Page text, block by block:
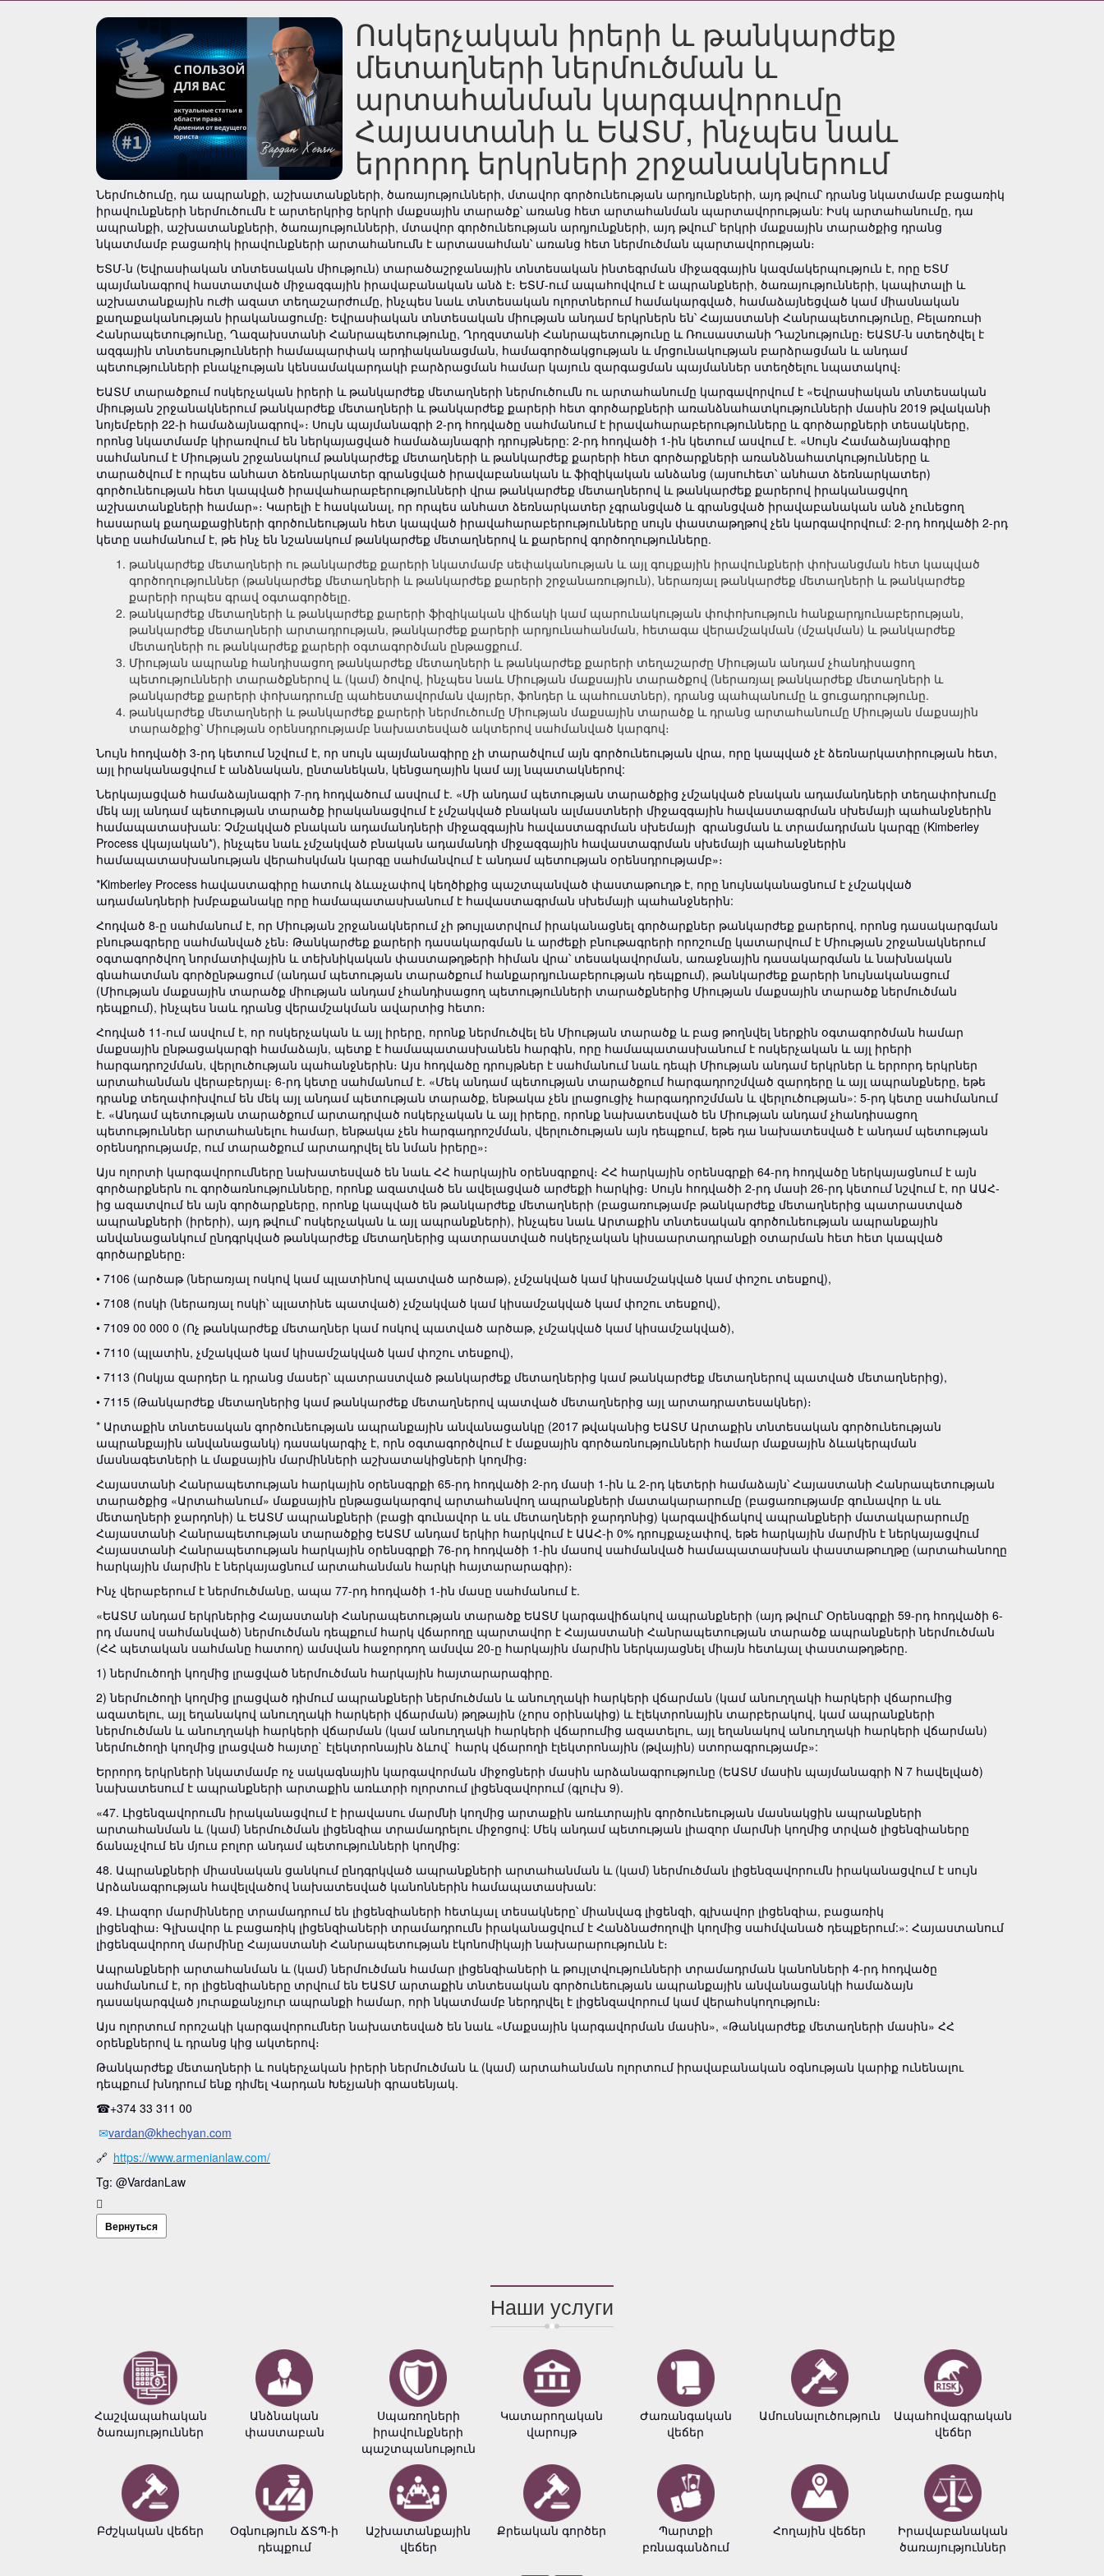
Ոսկերչական իրերի և թանկարժեք
մետաղների ներմուծման և
արտահանման կարգավորումը
Հայաստանի և ԵԱՏՄ, ինչպես նաև
երրորդ երկրների շրջանակներում
Ներմուծումը, դա ապրանքի, աշխատանքների, ծառայությունների, մտավոր գործունեության արդյունքների, այդ թվում՝ դրանց նկատմամբ բացառիկ
իրավունքների ներմուծումն է արտերկրից երկրի մաքսային տարածք՝ առանց հետ արտահանման պարտավորության: Իսկ արտահանումը, դա
ապրանքի, աշխատանքների, ծառայությունների, մտավոր գործունեության արդյունքների, այդ թվում՝ երկրի մաքսային տարածքից դրանց
նկատմամբ բացառիկ իրավունքների արտահանումն է արտասահման՝ առանց հետ ներմուծման պարտավորության։
ԵՏՄ-ն (Եվրասիական տնտեսական միություն) տարածաշրջանային տնտեսական ինտեգրման միջազգային կազմակերպություն է, որը ԵՏՄ
պայմանագրով հաստատված միջազգային իրավաբանական անձ է։ ԵՏՄ-ում ապահովվում է ապրանքների, ծառայությունների, կապիտալի և
աշխատանքային ուժի ազատ տեղաշարժումը, ինչպես նաև տնտեսական ոլորտներում համակարգված, համաձայնեցված կամ միասնական
քաղաքականության իրականացումը։ Եվրասիական տնտեսական միության անդամ երկրներն են՝ Հայաստանի Հանրապետությունը, Բելառուսի
Հանրապետությունը, Ղազախստանի Հանրապետությունը, Ղրղզստանի Հանրապետությունը և Ռուսաստանի Դաշնությունը։ ԵԱՏՄ-ն ստեղծվել է
ազգային տնտեսությունների համապարփակ արդիականացման, համագործակցության և մրցունակության բարձրացման և անդամ
պետությունների բնակչության կենսամակարդակի բարձրացման համար կայուն զարգացման պայմաններ ստեղծելու նպատակով։
ԵԱՏՄ տարածքում ոսկերչական իրերի և թանկարժեք մետաղների ներմուծումն ու արտահանումը կարգավորվում է «Եվրասիական տնտեսական
միության շրջանակներում թանկարժեք մետաղների և թանկարժեք քարերի հետ գործարքների առանձնահատկությունների մասին 2019 թվականի
նոյեմբերի 22-ի համաձայնագրով»։ Սույն պայմանագրի 2-րդ հոդվածը սահմանում է իրավահարաբերությունները և գործարքների տեսակները,
որոնց նկատմամբ կիրառվում են ներկայացված համաձայնագրի դրույթները: 2-րդ հոդվածի 1-ին կետում ասվում է. «Սույն Համաձայնագիրը
սահմանում է Միության շրջանակում թանկարժեք մետաղների և թանկարժեք քարերի հետ գործարքների առանձնահատկությունները և
տարածվում է որպես անհատ ձեռնարկատեր գրանցված իրավաբանական և ֆիզիկական անձանց (այսուհետ՝ անհատ ձեռնարկատեր)
գործունեության հետ կապված իրավահարաբերությունների վրա թանկարժեք մետաղներով և թանկարժեք քարերով իրականացվող
աշխատանքների համար»։ Կարելի է հասկանալ, որ որպես անհատ ձեռնարկատեր չգրանցված և գրանցված իրավաբանական անձ չունեցող
հասարակ քաղաքացիների գործունեության հետ կապված իրավահարաբերությունները սույն փաստաթղթով չեն կարգավորվում: 2-րդ հոդվածի 2-րդ
կետը սահմանում է, թե ինչ են նշանակում թանկարժեք մետաղներով և քարերով գործողությունները.
թանկարժեք մետաղների ու թանկարժեք քարերի նկատմամբ սեփականության և այլ գույքային իրավունքների փոխանցման հետ կապված
գործողություններ (թանկարժեք մետաղների և թանկարժեք քարերի շրջանառություն), ներառյալ թանկարժեք մետաղների և թանկարժեք
քարերի որպես գրավ օգտագործելը.
թանկարժեք մետաղների և թանկարժեք քարերի ֆիզիկական վիճակի կամ պարունակության փոփոխություն հանքարդյունաբերության,
թանկարժեք մետաղների արտադրության, թանկարժեք քարերի արդյունահանման, հետագա վերամշակման (մշակման) և թանկարժեք
մետաղների ու թանկարժեք քարերի օգտագործման ընթացքում.
Միության ապրանք հանդիսացող թանկարժեք մետաղների և թանկարժեք քարերի տեղաշարժը Միության անդամ չհանդիսացող
պետությունների տարածքներով և (կամ) ծովով, ինչպես նաև Միության մաքսային տարածքով (ներառյալ թանկարժեք մետաղների և
թանկարժեք քարերի փոխադրումը պահեստավորման վայրեր, ֆոնդեր և պահուստներ), դրանց պահպանումը և ցուցադրությունը.
թանկարժեք մետաղների և թանկարժեք քարերի ներմուծումը Միության մաքսային տարածք և դրանց արտահանումը Միության մաքսային
տարածքից՝ Միության օրենսդրությամբ նախատեսված ակտերով սահմանված կարգով։
Նույն հոդվածի 3-րդ կետում նշվում է, որ սույն պայմանագիրը չի տարածվում այն ​​գործունեության վրա, որը կապված չէ ձեռնարկատիրության հետ,
այլ իրականացվում է անձնական, ընտանեկան, կենցաղային կամ այլ նպատակներով:
Ներկայացված համաձայնագրի 7-րդ հոդվածում ասվում է. «Մի անդամ պետության տարածքից չմշակված բնական ադամանդների տեղափոխումը
մեկ այլ անդամ պետության տարածք իրականացվում է չմշակված բնական ալմաստների միջազգային հավաստագրման սխեմայի պահանջներին
համապատասխան: Չմշակված բնական ադամանդների միջազգային հավաստագրման սխեմայի գրանցման և տրամադրման կարգը (Kimberley
Process վկայական*), ինչպես նաև չմշակված բնական ադամանդի միջազգային հավաստագրման սխեմայի պահանջներին
համապատասխանության վերահսկման կարգը սահմանվում է անդամ պետության օրենսդրությամբ»։
*Kimberley Process հավաստագիրը հատուկ ձևաչափով կեղծիքից պաշտպանված փաստաթուղթ է, որը նույնականացնում է չմշակված
ադամանդների խմբաքանակը որը համապատասխանում է հավաստագրման սխեմայի պահանջներին:
Հոդված 8-ը սահմանում է, որ Միության շրջանակներում չի թույլատրվում իրականացնել գործարքներ թանկարժեք քարերով, որոնց դասակարգման
բնութագրերը սահմանված չեն։ Թանկարժեք քարերի դասակարգման և արժեքի բնութագրերի որոշումը կատարվում է Միության շրջանակներում
օգտագործվող նորմատիվային և տեխնիկական փաստաթղթերի հիման վրա՝ տեսակավորման, առաջնային դասակարգման և նախնական
գնահատման գործընթացում (անդամ պետության տարածքում հանքարդյունաբերության դեպքում), թանկարժեք քարերի նույնականացում
(Միության մաքսային տարածք միության անդամ չհանդիսացող պետությունների տարածքներից Միության մաքսային տարածք ներմուծման
դեպքում), ինչպես նաև դրանց վերամշակման ավարտից հետո։
Հոդված 11-ում ասվում է, որ ոսկերչական և այլ իրերը, որոնք ներմուծվել են Միության տարածք և բաց թողնվել ներքին օգտագործման համար
մաքսային ընթացակարգի համաձայն, պետք է համապատասխանեն հարգին, որը համապատասխանում է ոսկերչական և այլ իրերի
հարգադրոշմման, վերլուծության պահանջներին։ Այս հոդվածը դրույթներ է սահմանում նաև դեպի Միության անդամ երկրներ և երրորդ երկրներ
արտահանման վերաբերյալ։ 6-րդ կետը սահմանում է. «Մեկ անդամ պետության տարածքում հարգադրոշմված զարդերը և այլ ապրանքները, եթե
դրանք տեղափոխվում են մեկ այլ անդամ պետության տարածք, ենթակա չեն լրացուցիչ հարգադրոշմման և վերլուծության»: 5-րդ կետը սահմանում
է. «Անդամ պետության տարածքում արտադրված ոսկերչական և այլ իրերը, որոնք նախատեսված են Միության անդամ չհանդիսացող
պետություններ արտահանելու համար, ենթակա չեն հարգադրոշմման, վերլուծության այն դեպքում, եթե դա նախատեսված է անդամ պետության
օրենսդրությամբ, ում տարածքում արտադրվել են նման իրերը»։
Այս ոլորտի կարգավորումները նախատեսված են նաև ՀՀ հարկային օրենսգրքով։ ՀՀ հարկային օրենսգրքի 64-րդ հոդվածը ներկայացնում է այն
գործարքներն ու գործառնությունները, որոնք ազատված են ավելացված արժեքի հարկից։ Սույն հոդվածի 2-րդ մասի 26-րդ կետում նշվում է, որ ԱԱՀ-
ից ազատվում են այն գործարքները, որոնք կապված են թանկարժեք մետաղների (բացառությամբ թանկարժեք մետաղներից պատրաստված
ապրանքների (իրերի), այդ թվում՝ ոսկերչական և այլ ապրանքների), ինչպես նաև Արտաքին տնտեսական գործունեության ապրանքային
անվանացանկում ընդգրկված թանկարժեք մետաղներից պատրաստված ոսկերչական կիսաարտադրանքի օտարման հետ հետ կապված
գործարքները։
• 7106 (արծաթ (ներառյալ ոսկով կամ պլատինով պատված արծաթ), չմշակված կամ կիսամշակված կամ փոշու տեսքով),
• 7108 (ոսկի (ներառյալ ոսկի՝ պլատինե պատված) չմշակված կամ կիսամշակված կամ փոշու տեսքով),
• 7109 00 000 0 (Ոչ թանկարժեք մետաղներ կամ ոսկով պատված արծաթ, չմշակված կամ կիսամշակված),
• 7110 (պլատին, չմշակված կամ կիսամշակված կամ փոշու տեսքով),
• 7113 (Ոսկյա զարդեր և դրանց մասեր՝ պատրաստված թանկարժեք մետաղներից կամ թանկարժեք մետաղներով պատված մետաղներից),
• 7115 (Թանկարժեք մետաղներից կամ թանկարժեք մետաղներով պատված մետաղներից այլ արտադրատեսակներ)։
* Արտաքին տնտեսական գործունեության ապրանքային անվանացանկը (2017 թվականից ԵԱՏՄ Արտաքին տնտեսական գործունեության
ապրանքային անվանացանկ) դասակարգիչ է, որն օգտագործվում է մաքսային գործառնությունների համար մաքսային ձևակերպման
մասնագետների և մաքսային մարմինների աշխատակիցների կողմից։
Հայաստանի Հանրապետության հարկային օրենսգրքի 65-րդ հոդվածի 2-րդ մասի 1-ին և 2-րդ կետերի համաձայն՝ Հայաստանի Հանրապետության
տարածքից «Արտահանում» մաքսային ընթացակարգով արտահանվող ապրանքների մատակարարումը (բացառությամբ գունավոր և սև
մետաղների ջարդոնի) և ԵԱՏՄ ապրանքների (բացի գունավոր և սև մետաղների ջարդոնից) կարգավիճակով ապրանքների մատակարարումը
Հայաստանի Հանրապետության տարածքից ԵԱՏՄ անդամ երկիր հարկվում է ԱԱՀ-ի 0% դրույքաչափով, եթե հարկային մարմին է ներկայացվում
Հայաստանի Հանրապետության հարկային օրենսգրքի 76-րդ հոդվածի 1-ին մասով սահմանված համապատասխան փաստաթուղթը (արտահանողը
հարկային մարմին է ներկայացնում արտահանման հարկի հայտարարագիր)։
Ինչ վերաբերում է ներմուծմանը, ապա 77-րդ հոդվածի 1-ին մասը սահմանում է.
«ԵԱՏՄ անդամ երկրներից Հայաստանի Հանրապետության տարածք ԵԱՏՄ կարգավիճակով ապրանքների (այդ թվում՝ Օրենսգրքի 59-րդ հոդվածի 6-
րդ մասով սահմանված) ներմուծման դեպքում հարկ վճարողը պարտավոր է Հայաստանի Հանրապետության տարածք ապրանքների ներմուծման
(ՀՀ պետական ​​սահմանը հատող) ամսվան հաջորդող ամսվա 20-ը հարկային մարմին ներկայացնել միայն հետևյալ փաստաթղթերը.
1) ներմուծողի կողմից լրացված ներմուծման հարկային հայտարարագիրը.
2) ներմուծողի կողմից լրացված դիմում ապրանքների ներմուծման և անուղղակի հարկերի վճարման (կամ անուղղակի հարկերի վճարումից
ազատելու, այլ եղանակով անուղղակի հարկերի վճարման) թղթային (չորս օրինակից) և էլեկտրոնային տարբերակով, կամ ապրանքների
ներմուծման և անուղղակի հարկերի վճարման (կամ անուղղակի հարկերի վճարումից ազատելու, այլ եղանակով անուղղակի հարկերի վճարման)
ներմուծողի կողմից լրացված հայտը` էլեկտրոնային ձևով` հարկ վճարողի էլեկտրոնային (թվային) ստորագրությամբ»:
Երրորդ երկրների նկատմամբ ոչ սակագնային կարգավորման միջոցների մասին արձանագրությունը (ԵԱՏՄ մասին պայմանագրի N 7 հավելված)
նախատեսում է ապրանքների արտաքին առևտրի ոլորտում լիցենզավորում (գլուխ 9).
«47. Լիցենզավորումն իրականացվում է իրավասու մարմնի կողմից արտաքին առևտրային գործունեության մասնակցին ապրանքների
արտահանման և (կամ) ներմուծման լիցենզիա տրամադրելու միջոցով: Մեկ անդամ պետության լիազոր մարմնի կողմից տրված լիցենզիաները
ճանաչվում են մյուս բոլոր անդամ պետությունների կողմից:
48. Ապրանքների միասնական ցանկում ընդգրկված ապրանքների արտահանման և (կամ) ներմուծման լիցենզավորումն իրականացվում է սույն
Արձանագրության հավելվածով նախատեսված կանոններին համապատասխան:
49. Լիազոր մարմինները տրամադրում են լիցենզիաների հետևյալ տեսակները՝ միանվագ լիցենզի, գլխավոր լիցենզիա, բացառիկ
լիցենզիա։ Գլխավոր և բացառիկ լիցենզիաների տրամադրումն իրականացվում է Հանձնաժողովի կողմից սահմվանած դեպքերում:»: Հայաստանում
լիցենզավորող մարմինը Հայաստանի Հանրապետության էկոնոմիկայի նախարարությունն է։
Ապրանքների արտահանման և (կամ) ներմուծման համար լիցենզիաների և թույլտվությունների տրամադրման կանոնների 4-րդ հոդվածը
սահմանում է, որ լիցենզիաները տրվում են ԵԱՏՄ արտաքին տնտեսական գործունեության ապրանքային անվանացանկի համաձայն
դասակարգված յուրաքանչյուր ապրանքի համար, որի նկատմամբ ներդրվել է լիցենզավորում կամ վերահսկողություն։
Այս ոլորտում որոշակի կարգավորումներ նախատեսված են նաև «Մաքսային կարգավորման մասին», «Թանկարժեք մետաղների մասին» ՀՀ
օրենքներով և դրանց կից ակտերով։
Թանկարժեք մետաղների և ոսկերչական իրերի ներմուծման և (կամ) արտահանման ոլորտում իրավաբանական օգնության կարիք ունենալու
դեպքում խնդրում ենք դիմել Վարդան Խեչյանի գրասենյակ.
☎+374 33 311 00
✉vardan@khechyan.com
🔗 https://www.armenianlaw.com/
Tg: @VardanLaw
Вернуться
Наши услуги
Հաշվապահական
ծառայություններ
Բժշկական վեճեր
Անձնական
փաստաբան
Օգնություն ՃՏՊ-ի
դեպքում
Սպառողների
իրավունքների
պաշտպանություն
Աշխատանքային
վեճեր
Կատարողական
վարույթ
Քրեական գործեր
Ժառանգական
վեճեր
Պարտքի
բռնագանձում
Ամուսնալուծություն
Հողային վեճեր
Ապահովագրական
վեճեր
Իրավաբանական
ծառայություններ